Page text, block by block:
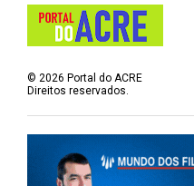
©2026 Portal do ACRE
Direitos reservados.